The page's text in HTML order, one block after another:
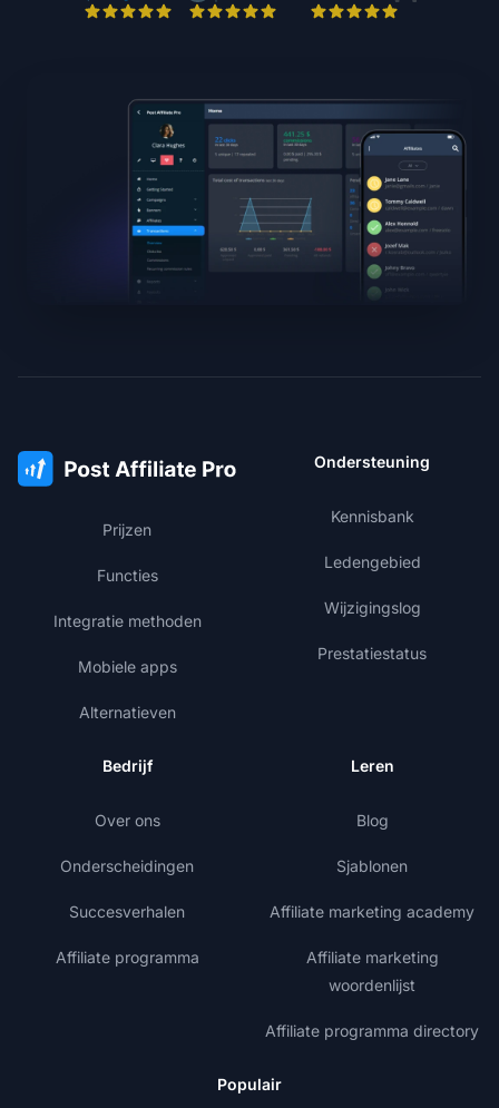
Prijzen
Functies
Integratie methoden
Mobiele apps
Alternatieven
Ondersteuning
Kennisbank
Ledengebied
Wijzigingslog
Prestatiestatus
Bedrijf
Over ons
Onderscheidingen
Succesverhalen
Affiliate programma
Leren
Blog
Sjablonen
Affiliate marketing academy
Affiliate marketing
woordenlijst
Affiliate programma directory
Populair